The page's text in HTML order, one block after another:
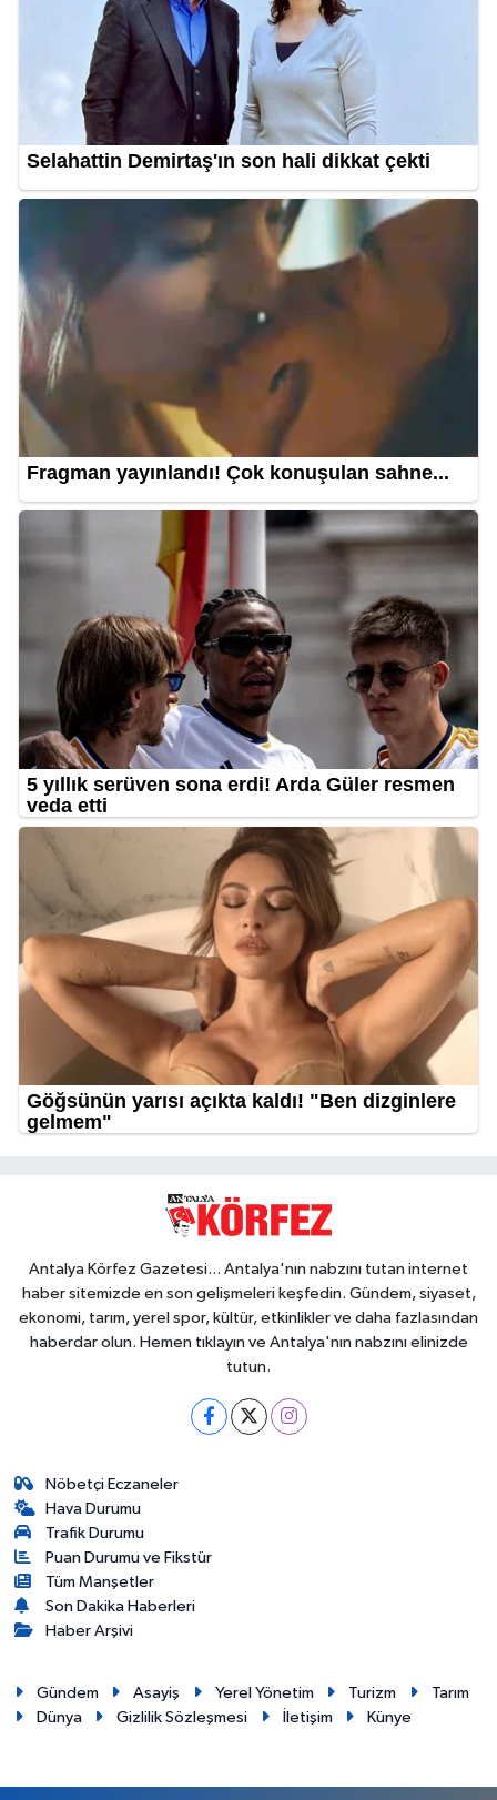
Antalya Körfez Gazetesi... Antalya'nın nabzını tutan internet
haber sitemizde en son gelişmeleri keşfedin. Gündem, siyaset,
ekonomi, tarım, yerel spor, kültür, etkinlikler ve daha fazlasından
haberdar olun. Hemen tıklayın ve Antalya'nın nabzını elinizde
tutun.
Nöbetçi Eczaneler
Hava Durumu
Trafik Durumu
Puan Durumu ve Fikstür
Tüm Manşetler
Son Dakika Haberleri
Haber Arşivi
Gündem Asayiş Yerel Yönetim Turizm
Tarım
Dünya
Gizlilik Sözleşmesi İletişim Künye